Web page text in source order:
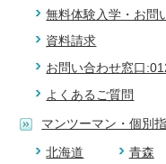
無料体験入学・お問
資料請求
お問い合わせ窓口
よくあるご質問
マンツーマン・個別
北海道 青森